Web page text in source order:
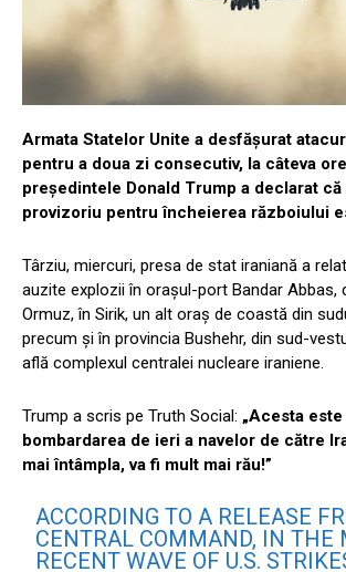
Armata Statelor Unite a desfășurat
pentru a doua zi consecutiv, la câteva
președintele Donald Trump a declarat
provizoriu pentru încheierea războiului
Târziu, miercuri, presa de stat iraniană a
auzite explozii în orașul-port Bandar Abbas,
Ormuz, în Sirik, un alt oraș de coastă din
precum și în provincia Bushehr, din sud-
află complexul centralei nucleare iraniene.
Trump a scris pe Truth Social: „Acesta
bombardarea de ieri a navelor de către
mai întâmpla, va fi mult mai rău!”
ACCORDING TO A RELEASE
CENTRAL COMMAND, IN THE
RECENT WAVE OF U.S.